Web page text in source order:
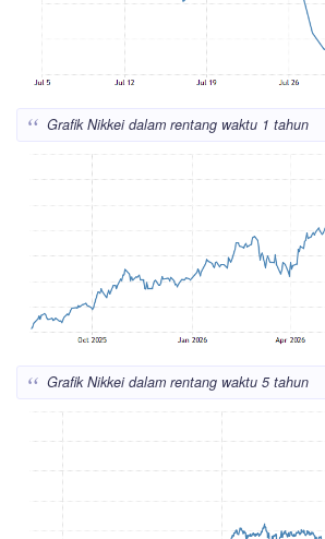
Grafik Nikkei dalam rentang waktu 1 tahun
Grafik Nikkei dalam rentang waktu 5 tahun